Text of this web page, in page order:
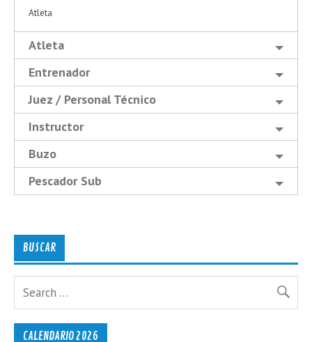
Atleta
Atleta
Entrenador
Juez / Personal Técnico
Instructor
Buzo
Pescador Sub
BUSCAR
CALENDARIO 2026